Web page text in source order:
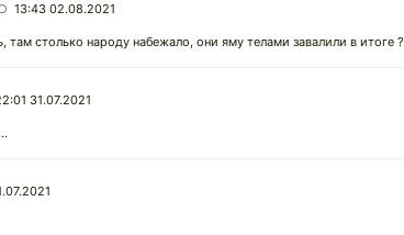
13:43 02.08.2021
там столько народу набежало, они яму телами завалили в итоге ?
31.07.2021